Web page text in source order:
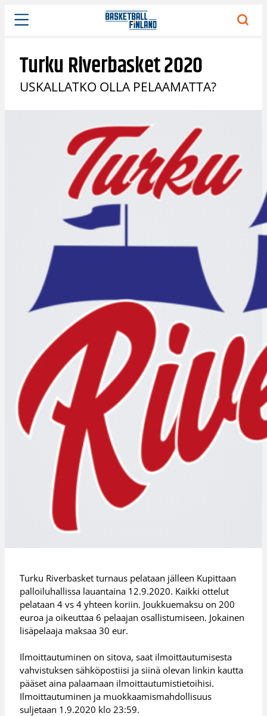
Siirry
sisältöön
Turku Riverbasket 2020
USKALLATKO OLLA PELAAMATTA?
Turku Riverbasket turnaus pelataan jälleen Kupittaan
palloiluhallissa lauantaina 12.9.2020. Kaikki ottelut
pelataan 4 vs 4 yhteen koriin. Joukkuemaksu on 200
euroa ja oikeuttaa 6 pelaajan osallistumiseen. Jokainen
lisäpelaaja maksaa 30 eur.
Ilmoittautuminen on sitova, saat ilmoittautumisesta
vahvistuksen sähköpostiisi ja siinä olevan linkin kautta
pääset aina palaamaan ilmoittautumistietoihisi.
Ilmoittautuminen ja muokkaamismahdollisuus
suljetaan 1.9.2020 klo 23:59.